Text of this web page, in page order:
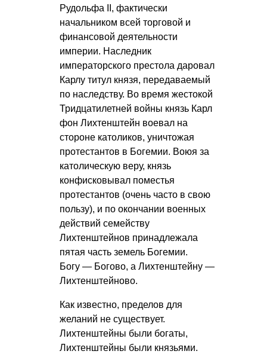
Рудольфа II, фактически
начальником всей торговой и
финансовой деятельности
империи. Наследник
императорского престола даровал
Карлу титул князя, передаваемый
по наследству. Во время жестокой
Тридцатилетней войны князь Карл
фон Лихтенштейн воевал на
стороне католиков, уничтожая
протестантов в Богемии. Воюя за
католическую веру, князь
конфисковывал поместья
протестантов (очень часто в свою
пользу), и по окончании военных
действий семейству
Лихтенштейнов принадлежала
пятая часть земель Богемии.
Богу — Богово, а Лихтенштейну —
Лихтенштейново.
Как известно, пределов для
желаний не существует.
Лихтенштейны были богаты,
Лихтенштейны были князьями.